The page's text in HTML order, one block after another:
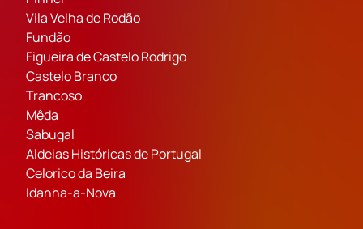
Vila Velha de Rodão
Fundão
Figueira de Castelo Rodrigo
Castelo Branco
Trancoso
Mêda
Sabugal
Aldeias Históricas de Portugal
Celorico da Beira
Idanha-a-Nova